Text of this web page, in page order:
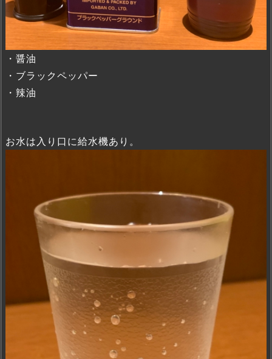
・醤油
・ブラックペッパー
・辣油
お水は入り口に給水機あり。